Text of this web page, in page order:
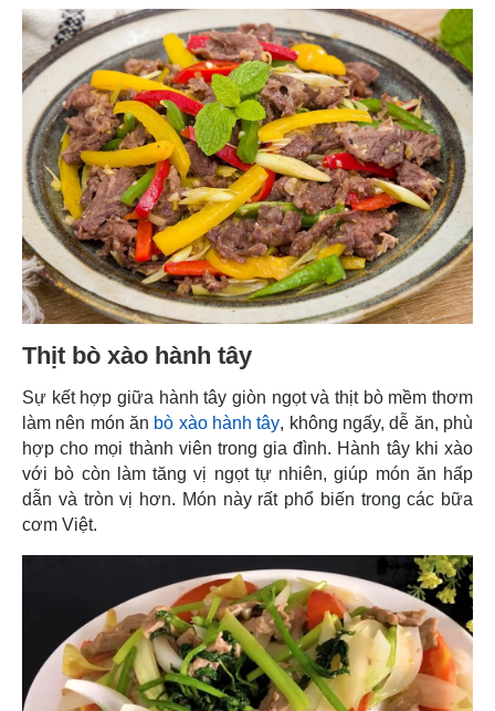
Thịt bò xào hành tây
Sự kết hợp giữa hành tây giòn ngọt và thịt bò mềm thơm
làm nên món ăn bò xào hành tây, không ngấy, dễ ăn, phù
hợp cho mọi thành viên trong gia đình. Hành tây khi xào
với bò còn làm tăng vị ngọt tự nhiên, giúp món ăn hấp
dẫn và tròn vị hơn. Món này rất phổ biến trong các bữa
cơm Việt.